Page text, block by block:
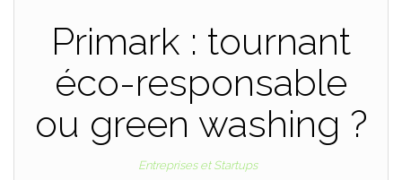
Primark : tournant
éco-responsable
ou green washing ?
Entreprises et Startups